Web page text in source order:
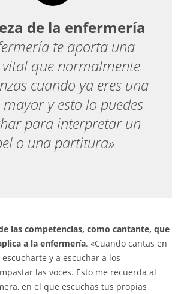
de la enfermería
te aporta una
que normalmente
cuando ya eres una
y esto lo puedes
para interpretar un
o una partitura»
las competencias, como cantante, que
a la enfermería. «Cuando cantas en
y a escuchar a los
las voces. Esto me recuerda al
en el que escuchas tus propias